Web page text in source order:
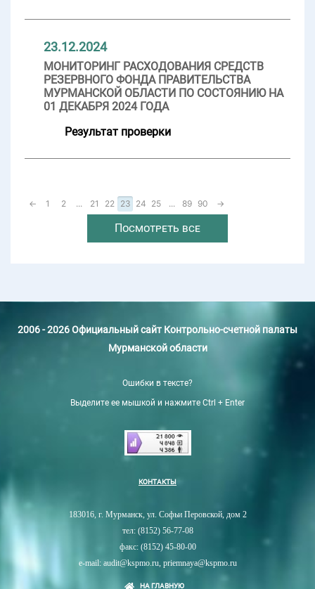
23.12.2024
МОНИТОРИНГ РАСХОДОВАНИЯ СРЕДСТВ
РЕЗЕРВНОГО ФОНДА ПРАВИТЕЛЬСТВА
МУРМАНСКОЙ ОБЛАСТИ ПО СОСТОЯНИЮ НА
01 ДЕКАБРЯ 2024 ГОДА
Результат проверки
← 1 2 ... 21 22 23 24 25 ... 89 90 →
Посмотреть все
2006 - 2026 Официальный сайт Контрольно-счетной палаты
Мурманской области
Ошибки в тексте?
Выделите ее мышкой и нажмите Ctrl + Enter
КОНТАКТЫ
183016, г. Мурманск, ул. Софьи Перовской, дом 2
тел: (8152) 56-77-08
факс: (8152) 45-80-00
e-mail: audit@kspmo.ru, priemnaya@kspmo.ru
НА ГЛАВНУЮ